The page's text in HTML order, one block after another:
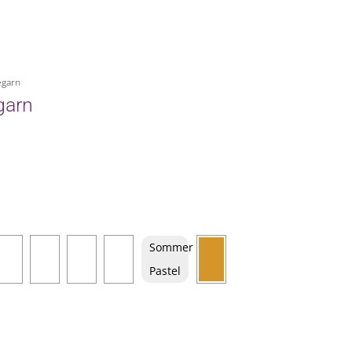
Sommer
Pastel